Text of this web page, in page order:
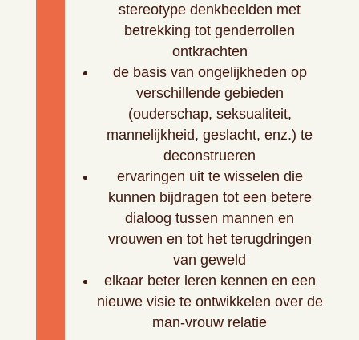
stereotype denkbeelden met
betrekking tot genderrollen
ontkrachten
de basis van ongelijkheden op
verschillende gebieden
(ouderschap, seksualiteit,
mannelijkheid, geslacht, enz.) te
deconstrueren
ervaringen uit te wisselen die
kunnen bijdragen tot een betere
dialoog tussen mannen en
vrouwen en tot het terugdringen
van geweld
elkaar beter leren kennen en een
nieuwe visie te ontwikkelen over de
man-vrouw relatie